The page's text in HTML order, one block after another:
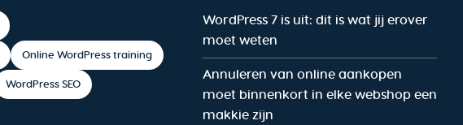
Online WordPress training
WordPress SEO
WordPress 7 is uit: dit is wat jij erover
moet weten
Annuleren van online aankopen
moet binnenkort in elke webshop een
makkie zijn